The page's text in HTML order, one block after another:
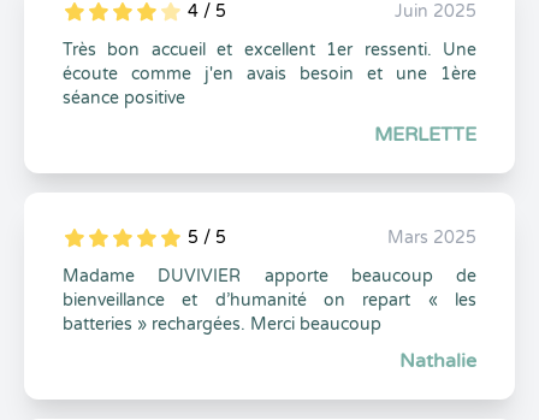
5
1
4
0 4 / 5
Juin 2025
Très bon accueil et excellent 1er ressenti. Une
écoute comme j'en avais besoin et une 1ère
séance positive
MERLETTE
5
1
5
0 5 / 5
Mars 2025
Madame DUVIVIER apporte beaucoup de
bienveillance et d’humanité on repart « les
batteries » rechargées. Merci beaucoup
Nathalie